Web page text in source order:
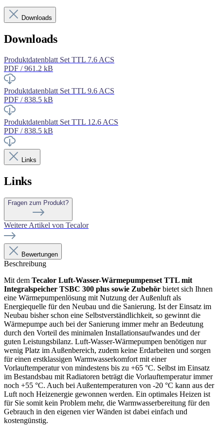
Downloads
Downloads
Produktdatenblatt Set TTL 7.6 ACS
PDF / 961.2 kB
Produktdatenblatt Set TTL 9.6 ACS
PDF / 838.5 kB
Produktdatenblatt Set TTL 12.6 ACS
PDF / 838.5 kB
Links
Links
Fragen zum Produkt?
Weitere Artikel von Tecalor
Bewertungen
Beschreibung
Mit dem Tecalor Luft-Wasser-Wärmepumpenset TTL mit
Integralspeicher TSBC 300 plus sowie Zubehör bietet sich Ihnen
eine Wärmepumpenlösung mit Nutzung der Außenluft als
Energiequelle für den Neubau und die Sanierung. Ist der Einsatz im
Neubau bisher schon eine Selbstverständlichkeit, so gewinnt die
Wärmepumpe auch bei der Sanierung immer mehr an Bedeutung
durch den Vorteil des minimalen Installationsaufwandes und der
guten Leistungsbilanz. Luft-Wasser-Wärmepumpen benötigen nur
wenig Platz im Außenbereich, zudem keine Erdarbeiten und sorgen
für einen erstklassigen Warmwasserkomfort mit einer
Vorlauftemperatur von mindestens bis zu +65 °C. Selbst im Einsatz
im Bestandsbau mit Radiatoren beträgt die Vorlauftemperatur immer
noch +55 °C. Auch bei Außentemperaturen von -20 °C kann aus der
Luft noch Heizenergie gewonnen werden. Ein optimales Heizen ist
für Sie somit kein Problem mehr, die Warmwasserbereitung für den
Gebrauch in den eigenen vier Wänden ist dabei einfach und
kostengünstig.